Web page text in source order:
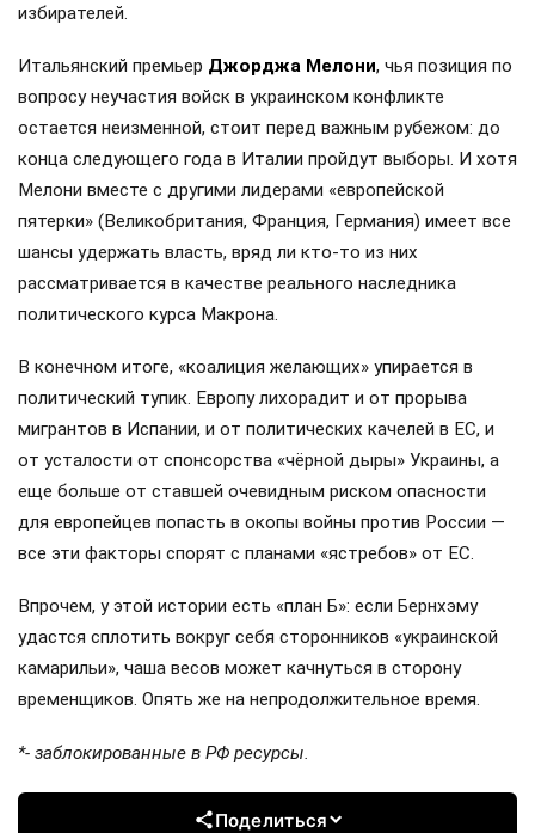
избирателей.
Итальянский премьер Джорджа Мелони, чья позиция по
вопросу неучастия войск в украинском конфликте
остается неизменной, стоит перед важным рубежом: до
конца следующего года в Италии пройдут выборы. И хотя
Мелони вместе с другими лидерами «европейской
пятерки» (Великобритания, Франция, Германия) имеет все
шансы удержать власть, вряд ли кто-то из них
рассматривается в качестве реального наследника
политического курса Макрона.
В конечном итоге, «коалиция желающих» упирается в
политический тупик. Европу лихорадит и от прорыва
мигрантов в Испании, и от политических качелей в ЕС, и
от усталости от спонсорства «чёрной дыры» Украины, а
еще больше от ставшей очевидным риском опасности
для европейцев попасть в окопы войны против России —
все эти факторы спорят с планами «ястребов» от ЕС.
Впрочем, у этой истории есть «план Б»: если Бернхэму
удастся сплотить вокруг себя сторонников «украинской
камарильи», чаша весов может качнуться в сторону
временщиков. Опять же на непродолжительное время.
*- заблокированные в РФ ресурсы.
Поделиться